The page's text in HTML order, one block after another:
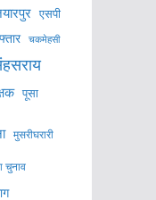
एसपी
चकमेहसी
पूसा
मुसरीघरारी
चुनाव